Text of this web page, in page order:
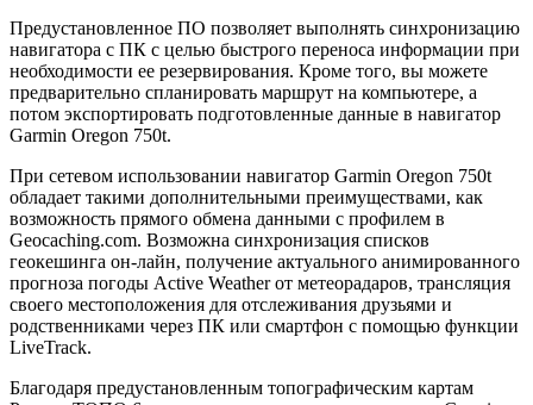
Предустановленное ПО позволяет выполнять синхронизацию
навигатора с ПК с целью быстрого переноса информации при
необходимости ее резервирования. Кроме того, вы можете
предварительно спланировать маршрут на компьютере, а
потом экспортировать подготовленные данные в навигатор
Garmin Oregon 750t.
При сетевом использовании навигатор Garmin Oregon 750t
обладает такими дополнительными преимуществами, как
возможность прямого обмена данными с профилем в
Geocaching.com. Возможна синхронизация списков
геокешинга он-лайн, получение актуального анимированного
прогноза погоды Active Weather от метеорадаров, трансляция
своего местоположения для отслеживания друзьями и
родственниками через ПК или смартфон с помощью функции
LiveTrack.
Благодаря предустановленным топографическим картам